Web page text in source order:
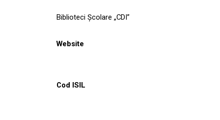
Biblioteci Școlare „CDI”
Website
Cod ISIL